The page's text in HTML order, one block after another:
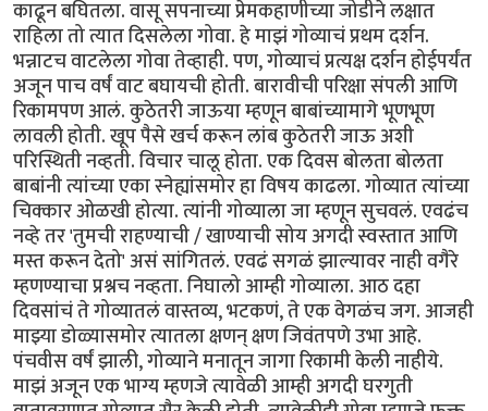
काढून बघितला. वासू सपनाच्या प्रेमकहाणीच्या जोडीने लक्षात
राहिला तो त्यात दिसलेला गोवा. हे माझं गोव्याचं प्रथम दर्शन.
भन्नाटच वाटलेला गोवा तेव्हाही. पण, गोव्याचं प्रत्यक्ष दर्शन होईपर्यंत
अजून पाच वर्षं वाट बघायची होती. बारावीची परिक्षा संपली आणि
रिकामपण आलं. कुठेतरी जाऊया म्हणून बाबांच्यामागे भूणभूण
लावली होती. खूप पैसे खर्च करून लांब कुठेतरी जाऊ अशी
परिस्थिती नव्हती. विचार चालू होता. एक दिवस बोलता बोलता
बाबांनी त्यांच्या एका स्नेह्यांसमोर हा विषय काढला. गोव्यात त्यांच्या
चिक्कार ओळखी होत्या. त्यांनी गोव्याला जा म्हणून सुचवलं. एवढंच
नव्हे तर 'तुमची राहण्याची / खाण्याची सोय अगदी स्वस्तात आणि
मस्त करून देतो' असं सांगितलं. एवढं सगळं झाल्यावर नाही वगैरे
म्हणण्याचा प्रश्नच नव्हता. निघालो आम्ही गोव्याला. आठ दहा
दिवसांचं ते गोव्यातलं वास्तव्य, भटकणं, ते एक वेगळंच जग. आजही
माझ्या डोळ्यासमोर त्यातला क्षणन् क्षण जिवंतपणे उभा आहे.
पंचवीस वर्षं झाली, गोव्याने मनातून जागा रिकामी केली नाहीये.
माझं अजून एक भाग्य म्हणजे त्यावेळी आम्ही अगदी घरगुती